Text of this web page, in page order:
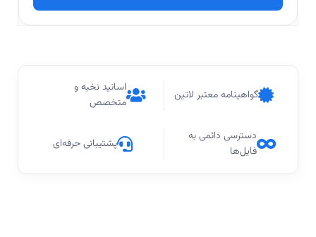
گواهینامه معتبر لاتین
اساتید نخبه و
متخصص
دسترسی دائمی به
فایل‌ها
پشتیبانی حرفه‌ای